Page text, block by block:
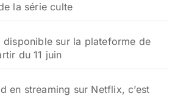
la série culte
disponible sur la plateforme de
du 11 juin
en streaming sur Netflix, c’est